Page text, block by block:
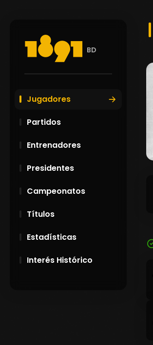
BD
Jugadores
Partidos
Entrenadores
Presidentes
Campeonatos
Títulos
Estadísticas
Interés Histórico